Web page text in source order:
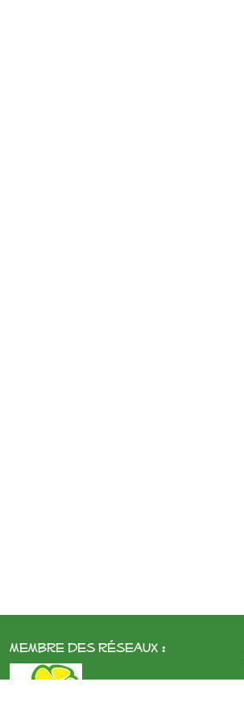
membre des réseaux :